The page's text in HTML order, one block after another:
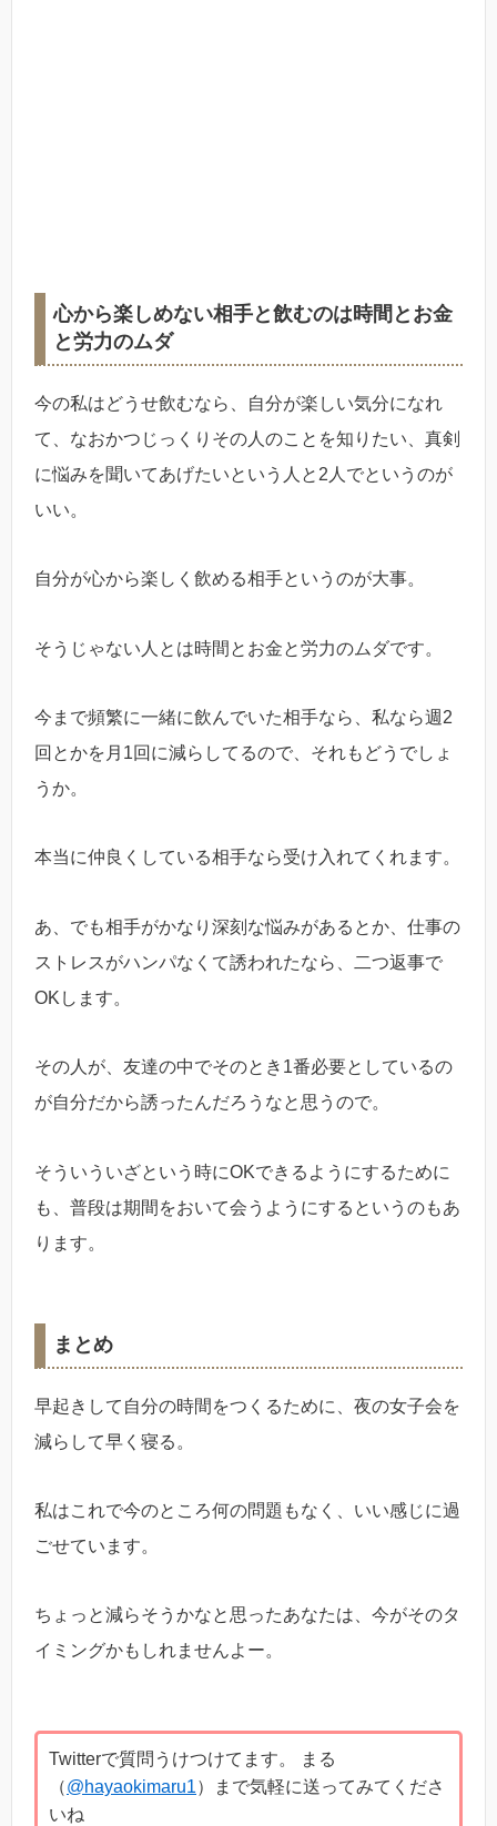
心から楽しめない相手と飲むのは時間とお金
と労力のムダ
今の私はどうせ飲むなら、自分が楽しい気分になれ
て、なおかつじっくりその人のことを知りたい、真剣
に悩みを聞いてあげたいという人と2人でというのが
いい。
自分が心から楽しく飲める相手というのが大事。
そうじゃない人とは時間とお金と労力のムダです。
今まで頻繁に一緒に飲んでいた相手なら、私なら週2
回とかを月1回に減らしてるので、それもどうでしょ
うか。
本当に仲良くしている相手なら受け入れてくれます。
あ、でも相手がかなり深刻な悩みがあるとか、仕事の
ストレスがハンパなくて誘われたなら、二つ返事で
OKします。
その人が、友達の中でそのとき1番必要としているの
が自分だから誘ったんだろうなと思うので。
そういういざという時にOKできるようにするために
も、普段は期間をおいて会うようにするというのもあ
ります。
まとめ
早起きして自分の時間をつくるために、夜の女子会を
減らして早く寝る。
私はこれで今のところ何の問題もなく、いい感じに過
ごせています。
ちょっと減らそうかなと思ったあなたは、今がそのタ
イミングかもしれませんよー。
Twitterで質問うけつけてます。 まる
（@hayaokimaru1）まで気軽に送ってみてくださ
いね